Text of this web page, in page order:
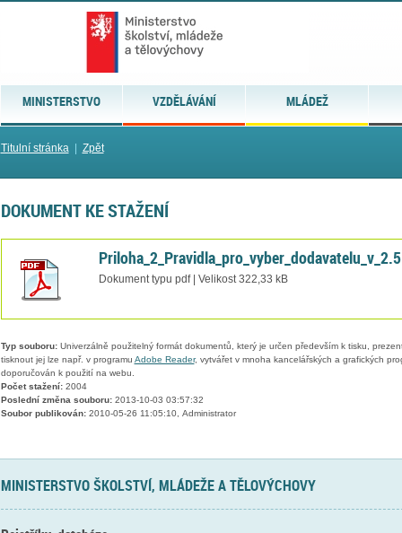
MINISTERSTVO VZDĚLÁVÁNÍ MLÁDEŽ
Titulní stránka| Zpět
DOKUMENT KE STAŽENÍ
Dokument typu pdf | Velikost 322,33 kB
Typ souboru:Univerzálně použitelný formát dokumentů, který je určen především k tisku,
tisknout jej lze např. v programu Adobe Reader, vytvářet v mnoha kancelářských a grafických
doporučován k použití na webu.
Počet stažení:2004
Poslední změna souboru:2013-10-03 03:57:32
Soubor publikován:2010-05-26 11:05:10, Administrator
MINISTERSTVO ŠKOLSTVÍ, MLÁDEŽE A TĚLOVÝCHOVY